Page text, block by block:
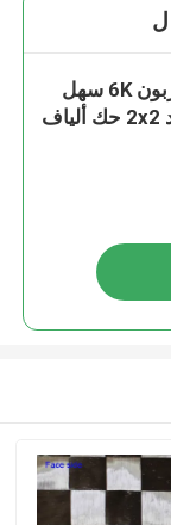
ل
سهل نسج ألياف الكربون 6K سهل
ألياف الكربون / أسود 2x2 حك ألياف